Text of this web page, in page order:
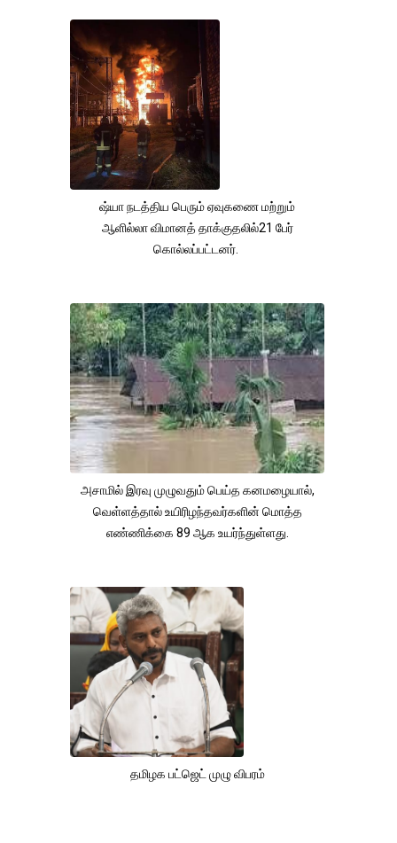
ஷ்யா நடத்திய பெரும் ஏவுகணை மற்றும்
ஆளில்லா விமானத் தாக்குதலில்21 பேர்
கொல்லப்பட்டனர்.
அசாமில் இரவு முழுவதும் பெய்த கனமழையால்,
வெள்ளத்தால் உயிரிழந்தவர்களின் மொத்த
எண்ணிக்கை 89 ஆக உயர்ந்துள்ளது.
தமிழக பட்ஜெட் முழு விபரம்